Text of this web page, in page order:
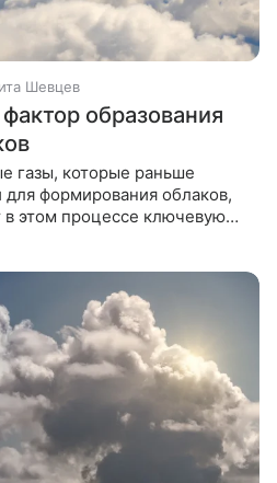
Шевцев
образования
газы, которые раньше
формирования облаков,
этом процессе ключевую